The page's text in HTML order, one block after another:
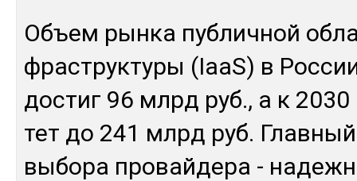
Объ­ем рын­ка пуб­лич­ной
фраструк­ту­ры (IaaS) в
дос­тиг 96 млрд руб., а к
тет до 241 млрд руб.
вы­бора про­вай­де­ра -